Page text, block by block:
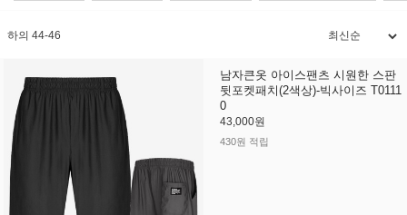
하의 44-46
남자큰옷 아이스팬츠 시원한 스판
뒷포켓패치(2색상)-빅사이즈 T0111
0
43,000원
430원 적립